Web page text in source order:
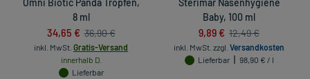
Omni Biotic Panda Tropfen,
8 ml
34,65 € 36,90 €
inkl. MwSt. Gratis-Versand
innerhalb D.
Lieferbar
Sterimar Nasenhygiene
Baby, 100 ml
9,89 € 12,49 €
inkl. MwSt. zzgl. Versandkosten
Lieferbar
98,90 € / l